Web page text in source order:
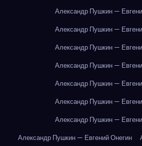
Александр Пушкин —
Александр Пушкин —
Александр Пушкин —
Александр Пушкин —
Александр Пушкин —
Александр Пушкин —
Александр Пушкин —
Александр Пушкин — Евгений Онегин